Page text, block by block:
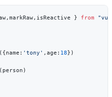
} from
({name: 'tony' ,age: 18